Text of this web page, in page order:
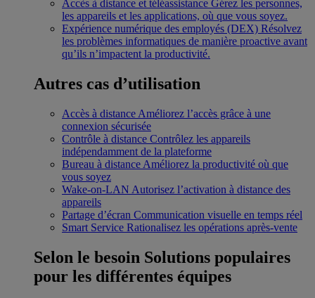
Accès à distance et téléassistance Gérez les personnes,
les appareils et les applications, où que vous soyez.
Expérience numérique des employés (DEX) Résolvez
les problèmes informatiques de manière proactive avant
qu’ils n’impactent la productivité.
Autres cas d’utilisation
Accès à distance Améliorez l’accès grâce à une
connexion sécurisée
Contrôle à distance Contrôlez les appareils
indépendamment de la plateforme
Bureau à distance Améliorez la productivité où que
vous soyez
Wake-on-LAN Autorisez l’activation à distance des
appareils
Partage d’écran Communication visuelle en temps réel
Smart Service Rationalisez les opérations après-vente
Selon le besoin Solutions populaires
pour les différentes équipes